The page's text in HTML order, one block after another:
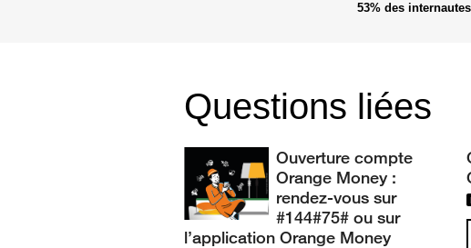
53% des
Questions liées
Ouverture compte
Orange Money :
rendez-vous sur
#144#75# ou sur
l’application Orange Money